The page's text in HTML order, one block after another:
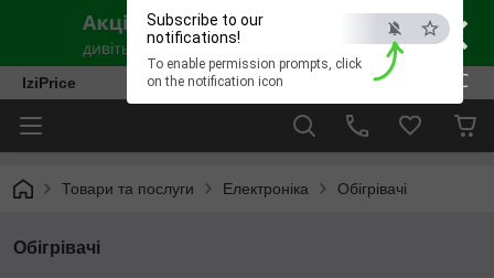
×
ESC
Subscribe to our
notifications!
To enable permission prompts, click
on the notification icon
IziPrice
Товари та послуги Електроніка Обігрівачі
Обігрівачі